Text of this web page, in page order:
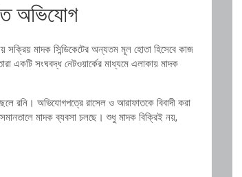
অভিযোগ
সক্রিয় মাদক সিন্ডিকেটের অন্যতম মূল হোতা হিসেবে কাজ
একটি সংঘবদ্ধ নেটওয়ার্কের মাধ্যমে এলাকায় মাদক
রনি। অভিযোগপত্রে রাসেল ও আরাফাতকে বিবাদী করা
মাদক ব্যবসা চলছে। শুধু মাদক বিক্রিই নয়,